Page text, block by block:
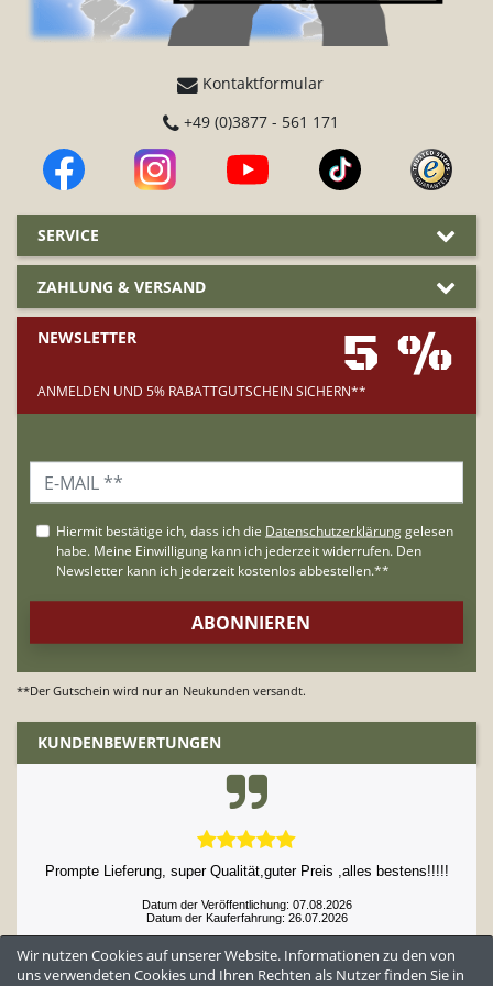
Kontaktformular
+49 (0)3877 - 561 171
SERVICE
ZAHLUNG & VERSAND
NEWSLETTER 5 %
ANMELDEN UND 5% RABATTGUTSCHEIN SICHERN**
**Der Gutschein wird nur an Neukunden versandt.
KUNDENBEWERTUNGEN
Prompte Lieferung, super Qualität,guter Preis ,alles bestens!!!!!
Datum der Veröffentlichung: 07.08.2026
Datum der Kauferfahrung: 26.07.2026
Wir nutzen Cookies auf unserer Website. Informationen zu den von
uns verwendeten Cookies und Ihren Rechten als Nutzer finden Sie in